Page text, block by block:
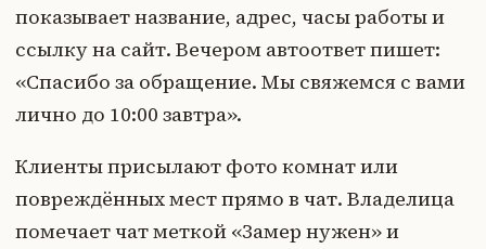
показывает название, адрес, часы работы и
ссылку на сайт. Вечером автоответ пишет:
«Спасибо за обращение. Мы свяжемся с вами
лично до 10:00 завтра».
Клиенты присылают фото комнат или
повреждённых мест прямо в чат. Владелица
помечает чат меткой «Замер нужен» и